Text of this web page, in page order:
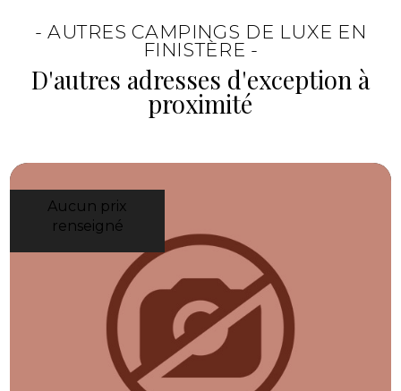
vraie place accordée aux moments partagés.
- AUTRES CAMPINGS DE LUXE EN
FINISTÈRE -
D'autres adresses d'exception à
proximité
Aucun prix
renseigné